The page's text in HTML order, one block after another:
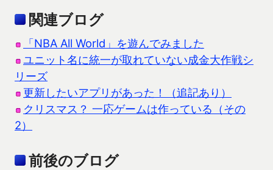
関連ブログ
「NBA All World」を遊んでみました
ユニット名に統一が取れていない成金大作戦シ
リーズ
更新したいアプリがあった！（追記あり）
クリスマス？ 一応ゲームは作っている（その
2）
前後のブログ